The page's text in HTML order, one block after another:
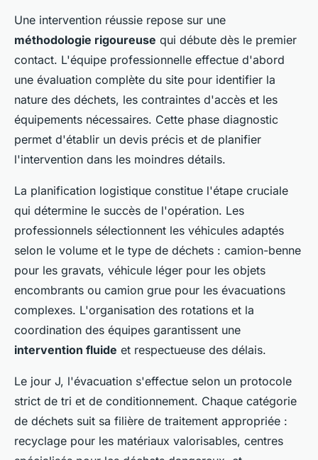
Une intervention réussie repose sur une
méthodologie rigoureuse qui débute dès le premier
contact. L'équipe professionnelle effectue d'abord
une évaluation complète du site pour identifier la
nature des déchets, les contraintes d'accès et les
équipements nécessaires. Cette phase diagnostic
permet d'établir un devis précis et de planifier
l'intervention dans les moindres détails.
La planification logistique constitue l'étape cruciale
qui détermine le succès de l'opération. Les
professionnels sélectionnent les véhicules adaptés
selon le volume et le type de déchets : camion-benne
pour les gravats, véhicule léger pour les objets
encombrants ou camion grue pour les évacuations
complexes. L'organisation des rotations et la
coordination des équipes garantissent une
intervention fluide et respectueuse des délais.
Le jour J, l'évacuation s'effectue selon un protocole
strict de tri et de conditionnement. Chaque catégorie
de déchets suit sa filière de traitement appropriée :
recyclage pour les matériaux valorisables, centres